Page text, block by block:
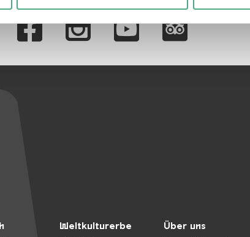
Verlinkungen zu
Weltkulturerbe Über uns